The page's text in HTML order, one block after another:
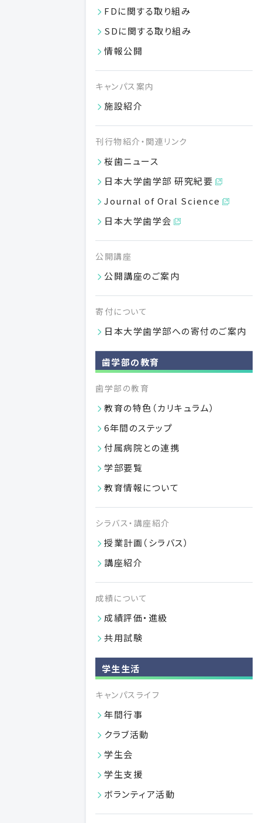
FDに関する取り組み
SDに関する取り組み
情報公開
キャンパス案内
施設紹介
刊行物紹介・関連リンク
桜歯ニュース
日本大学歯学部 研究紀要
Journal of Oral Science
日本大学歯学会
公開講座
公開講座のご案内
寄付について
日本大学歯学部への寄付のご案内
歯学部の教育
歯学部の教育
教育の特色（カリキュラム）
6年間のステップ
付属病院との連携
学部要覧
教育情報について
シラバス・講座紹介
授業計画（シラバス）
講座紹介
成績について
成績評価・進級
共用試験
学生生活
キャンパスライフ
年間行事
クラブ活動
学生会
学生支援
ボランティア活動
日本大学歯学部創設100周年
昭和から平成の校舎
日本大学歯学部本館竣工
本館新校舎（令和4）
歯学部について
人権擁護の取り組み
FDに関する取り組み
SDに関する取り組み
日本大学歯学部 研究紀要
Journal of Oral Science